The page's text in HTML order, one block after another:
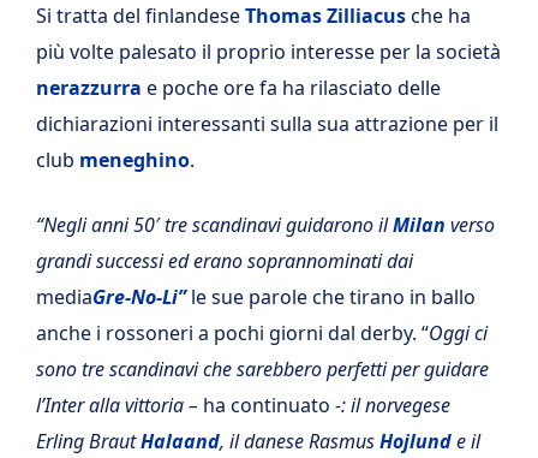
Si tratta del finlandeseThomas Zilliacusche ha
più volte palesato il proprio interesse per la società
nerazzurra e poche ore fa ha rilasciato delle
dichiarazioni interessanti sulla sua attrazione per il
club meneghino.
“Negli anni 50′ tre scandinavi guidarono ilMilan verso
grandi successi ed erano soprannominati dai
mediaGre-No-Li”le sue parole che tirano in ballo
anche i rossoneri a pochi giorni dal derby. “Oggi ci
sono tre scandinavi che sarebbero perfetti per guidare
l’Inter alla vittoria – ha continuato -: il norvegese
Erling BrautHalaand, il danese RasmusHojlunde il